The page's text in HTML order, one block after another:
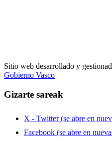
Sitio web desarrollado y
Gobierno Vasco
Gizarte sareak
X - Twitter (se abre en
Facebook (se abre en